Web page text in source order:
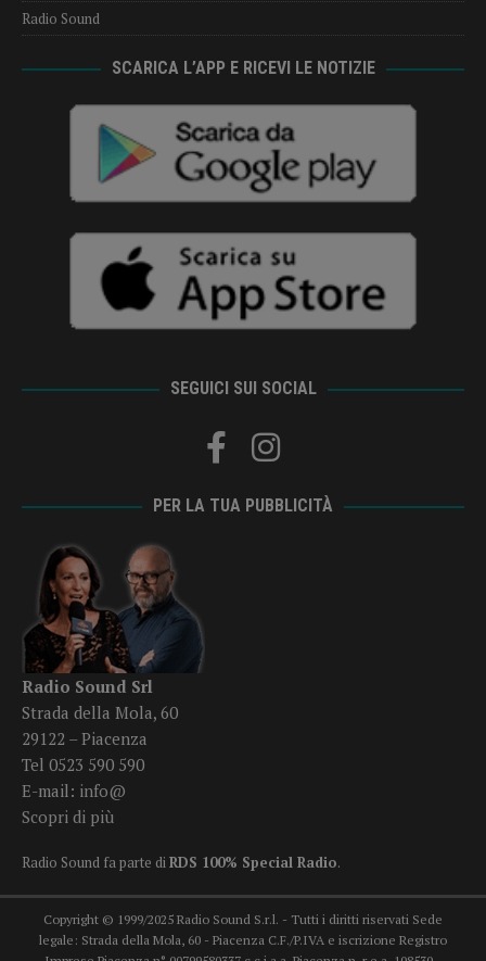
Radio Sound
SCARICA L’APP E RICEVI LE NOTIZIE
SEGUICI SUI SOCIAL
PER LA TUA PUBBLICITÀ
Radio Sound Srl
Strada della Mola, 60
29122 – Piacenza
Tel 0523 590 590
E-mail: info@
Scopri di più
Radio Sound fa parte diRDS 100% Special Radio.
Copyright © 1999/2025 Radio Sound S.r.l. - Tutti i diritti riservati Sede
legale: Strada della Mola, 60 - Piacenza C.F./P.IVA e iscrizione Registro